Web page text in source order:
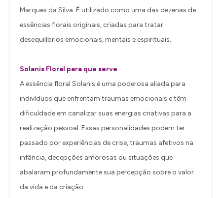
Marques da Silva. É utilizado como uma das dezenas de
essências florais originais, criadas para tratar
desequilíbrios emocionais, mentais e espirituais.
Solanis Floral para que serve
A essência floral Solanis é uma poderosa aliada para
indivíduos que enfrentam traumas emocionais e têm
dificuldade em canalizar suas energias criativas para a
realização pessoal. Essas personalidades podem ter
passado por experiências de crise, traumas afetivos na
infância, decepções amorosas ou situações que
abalaram profundamente sua percepção sobre o valor
da vida e da criação.